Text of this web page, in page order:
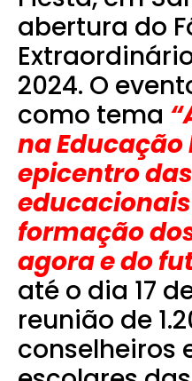
abertura do
2024. O
como tema
na
epicentro
formação
agora e do
até o dia 17
reunião de
conselheiros